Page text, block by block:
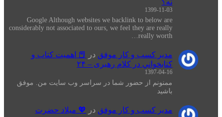
نه؟
1399-11-03
Google Although websites we backlink to below are
considerably not associated to ours, we feel they are really
really worth…
مدیر کسب و کار موفق در
📕 اهميت كتاب و
كتابخواني در كلام رهبری – ۲۴
1397-04-16
ممنونم از حضور شما در سراسر وب سایت من. موفق
باشید
مدیر کسب و کار موفق در
💖 میلاد حضرت